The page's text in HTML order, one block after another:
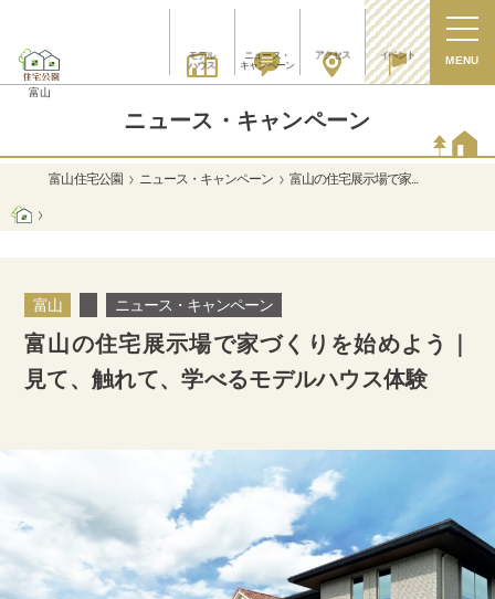
富山
モデル
ハウス
ニュース・
キャンペーン
アクセス イベント MENU
ニュース・キャンペーン
富山 住宅公園 ニュース・キャンペーン 富山の住宅展示場で家...
富山 ニュース・キャンペーン
富山の住宅展示場で家づくりを始めよう｜
見て、触れて、学べるモデルハウス体験